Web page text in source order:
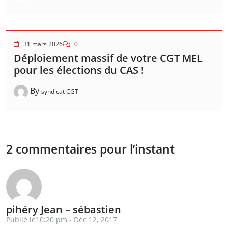
31 mars 2026 0
Déploiement massif de votre CGT MEL
pour les élections du CAS !
By syndicat CGT
2 commentaires pour l’instant
pihéry Jean – sébastien
Publié le10:20 pm - Déc 12, 2017